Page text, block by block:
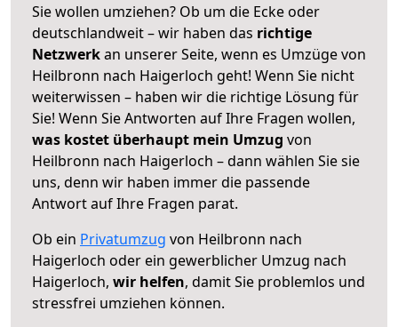
Sie wollen umziehen? Ob um die Ecke oder
deutschlandweit – wir haben das richtige
Netzwerkan unserer Seite, wenn es Umzüge von
Heilbronn nach Haigerloch geht! Wenn Sie nicht
weiterwissen – haben wir die richtige Lösung für
Sie! Wenn Sie Antworten auf Ihre Fragen wollen,
was kostet überhaupt mein Umzug von
Heilbronn nach Haigerloch – dann wählen Sie sie
uns, denn wir haben immer die passende
Antwort auf Ihre Fragen parat.
Ob ein Privatumzug von Heilbronn nach
Haigerloch oder ein gewerblicher Umzug nach
Haigerloch, wir helfen, damit Sie problemlos und
stressfrei umziehen können.